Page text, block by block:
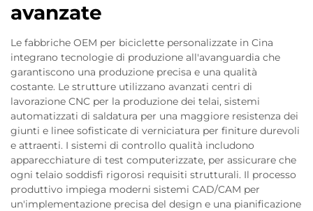
avanzate
Le fabbriche OEM per biciclette personalizzate in Cina
integrano tecnologie di produzione all'avanguardia che
garantiscono una produzione precisa e una qualità
costante. Le strutture utilizzano avanzati centri di
lavorazione CNC per la produzione dei telai, sistemi
automatizzati di saldatura per una maggiore resistenza dei
giunti e linee sofisticate di verniciatura per finiture durevoli
e attraenti. I sistemi di controllo qualità includono
apparecchiature di test computerizzate, per assicurare che
ogni telaio soddisfi rigorosi requisiti strutturali. Il processo
produttivo impiega moderni sistemi CAD/CAM per
un'implementazione precisa del design e una pianificazione